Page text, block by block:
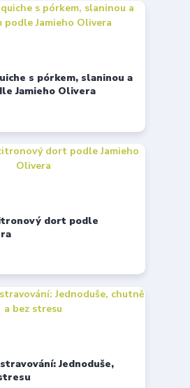
s pórkem, slaninou a
Jamieho Olivera
dort podle
Jednoduše,